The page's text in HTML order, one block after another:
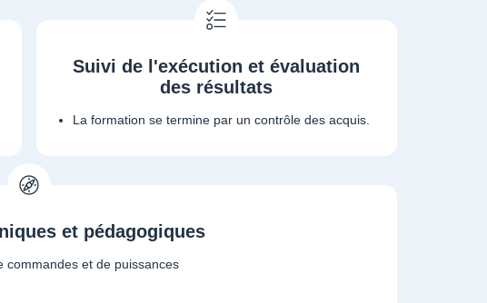
Suivi de l'exécution et évaluation
des résultats
La formation se termine par un contrôle des acquis.
et pédagogiques
commandes et de puissances